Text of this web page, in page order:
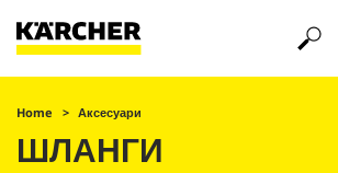
Кошик
Home Аксесуари
ШЛАНГИ